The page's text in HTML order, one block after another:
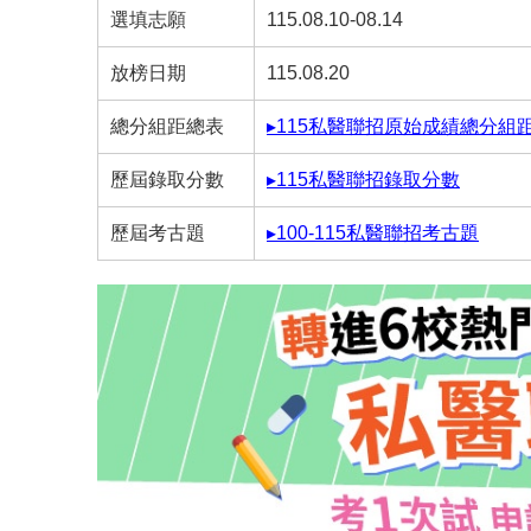
選填志願 115.08.10-08.14
放榜日期 115.08.20
總分組距總表 ▸115私醫聯招原始成績總分組
歷屆錄取分數 ▸115私醫聯招錄取分數
歷屆考古題 ▸100-115私醫聯招考古題